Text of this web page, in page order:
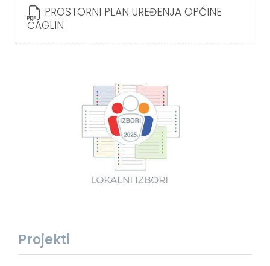
PROSTORNI PLAN UREĐENJA OPĆINE
ČAGLIN
Projekti